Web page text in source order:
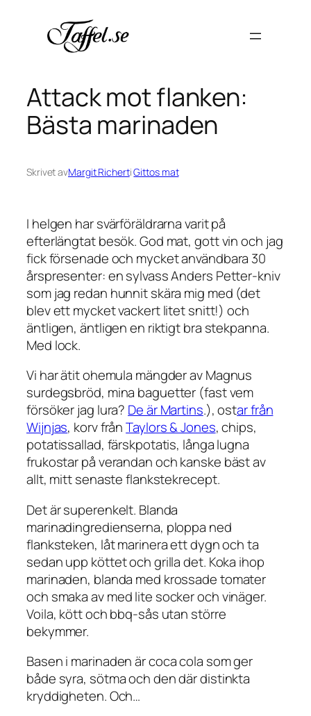
innehåll
Attack mot flanken:
Bästa marinaden
Skrivet avMargit RichertiGittos mat
I helgen har svärföräldrarna varit på
efterlängtat besök. God mat, gott vin och jag
fick försenade och mycket användbara 30
årspresenter: en sylvass Anders Petter-kniv
som jag redan hunnit skära mig med (det
blev ett mycket vackert litet snitt!) och
äntligen, äntligen en riktigt bra stekpanna.
Med lock.
Vi har ätit ohemula mängder av Magnus
surdegsbröd, mina baguetter (fast vem
försöker jag lura? De är Martins.), ostar från
Wijnjas, korv frånTaylors & Jones, chips,
potatissallad, färskpotatis, långa lugna
frukostar på verandan och kanske bäst av
allt, mitt senaste flankstekrecept.
Det är superenkelt. Blanda
marinadingredienserna, ploppa ned
flanksteken, låt marinera ett dygn och ta
sedan upp köttet och grilla det. Koka ihop
marinaden, blanda med krossade tomater
och smaka av med lite socker och vinäger.
Voila, kött och bbq-sås utan större
bekymmer.
Basen i marinaden är coca cola som ger
både syra, sötma och den där distinkta
kryddigheten. Och…